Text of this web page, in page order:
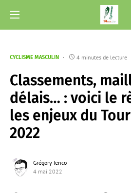
CYCLISME MASCULIN 4 minutes de lecture
Classements,
délais… : voici le
les enjeux du
2022
Grégory Ienco
4 mai 2022